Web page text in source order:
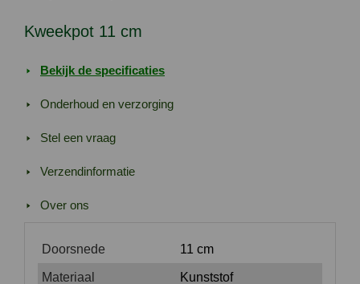
Kweekpot 11 cm
Bekijk de specificaties
Onderhoud en verzorging
Stel een vraag
Verzendinformatie
Over ons
Doorsnede 11 cm
Materiaal Kunststof